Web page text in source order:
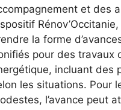
et des
la forme
pour des travaux
incluant des
les situations. Pour
l’avance peut